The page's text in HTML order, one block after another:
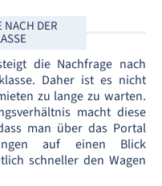
NACH DER
die Nachfrage nach
Daher ist es nicht
zu lange zu warten.
macht diese
man über das Portal
auf einen Blick
schneller den Wagen